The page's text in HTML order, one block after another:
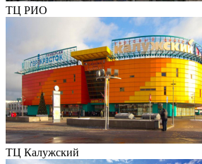
ТЦ РИО
ТЦ Калужский